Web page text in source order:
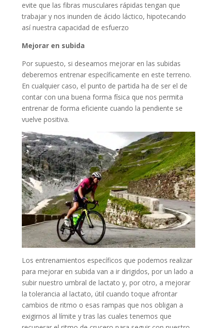
evite que las fibras musculares rápidas tengan que
trabajar y nos inunden de ácido láctico, hipotecando
así nuestra capacidad de esfuerzo
Mejorar en subida
Por supuesto, si deseamos mejorar en las subidas
deberemos entrenar específicamente en este terreno.
En cualquier caso, el punto de partida ha de ser el de
contar con una buena forma física que nos permita
entrenar de forma eficiente cuando la pendiente se
vuelve positiva.
Los entrenamientos específicos que podemos realizar
para mejorar en subida van a ir dirigidos, por un lado a
subir nuestro umbral de lactato y, por otro, a mejorar
la tolerancia al lactato, útil cuando toque afrontar
cambios de ritmo o esas rampas que nos obligan a
exigirnos al límite y tras las cuales tenemos que